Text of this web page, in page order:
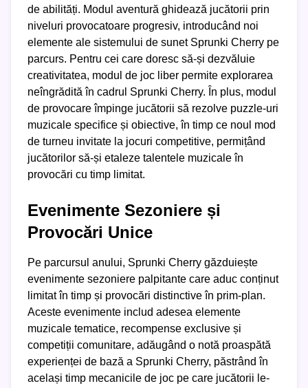
de abilități. Modul aventură ghidează jucătorii prin
niveluri provocatoare progresiv, introducând noi
elemente ale sistemului de sunet Sprunki Cherry pe
parcurs. Pentru cei care doresc să-și dezvăluie
creativitatea, modul de joc liber permite explorarea
neîngrădită în cadrul Sprunki Cherry. În plus, modul
de provocare împinge jucătorii să rezolve puzzle-uri
muzicale specifice și obiective, în timp ce noul mod
de turneu invitate la jocuri competitive, permițând
jucătorilor să-și etaleze talentele muzicale în
provocări cu timp limitat.
Evenimente Sezoniere și
Provocări Unice
Pe parcursul anului, Sprunki Cherry găzduiește
evenimente sezoniere palpitante care aduc conținut
limitat în timp și provocări distinctive în prim-plan.
Aceste evenimente includ adesea elemente
muzicale tematice, recompense exclusive și
competiții comunitare, adăugând o notă proaspătă
experienței de bază a Sprunki Cherry, păstrând în
același timp mecanicile de joc pe care jucătorii le-